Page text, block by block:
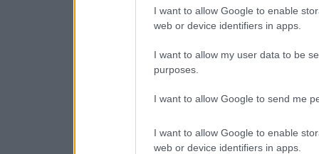
I want to allow Google to enable
web or device identifiers in apps.
I want to allow my user data to be
purposes.
I want to allow Google to send me
I want to allow Google to enable
web or device identifiers in apps.